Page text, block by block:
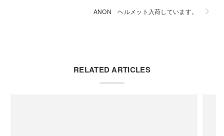
ANON ヘルメット入荷しています。
RELATED ARTICLES